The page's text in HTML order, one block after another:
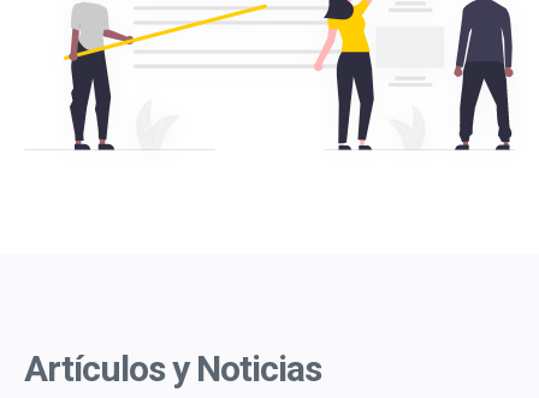
Artículos y Noticias